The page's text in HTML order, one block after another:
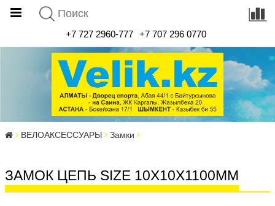
+7 727 2960-777 +7 707 296 0770
ВЕЛОАКСЕССУАРЫ Замки
ЗАМОК ЦЕПЬ SIZE 10X10X1100MM